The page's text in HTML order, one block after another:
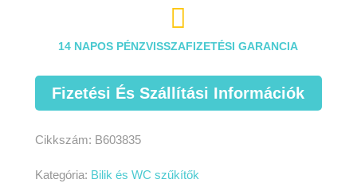

14 NAPOS PÉNZVISSZAFIZETÉSI GARANCIA
Fizetési És Szállítási Információk
Cikkszám: B603835
Kategória: Bilik és WC szűkítők